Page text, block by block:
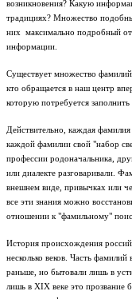
возникновения? Какую
традициях? Множество
них максимально подробный
информации.
Существует множество
кто обращается в наш центр
которую потребуется
Действительно, каждая
каждой фамилии свой "набор
профессии родоначальника,
или диалекте разговаривали.
внешнем виде, привычках или
все эти знания можно
отношении к "фамильному"
История происхождения
несколько веков. Часть
раньше, но бытовали лишь в
лишь в XIX веке это